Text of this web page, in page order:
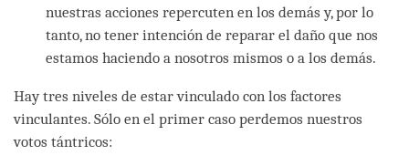
nuestras acciones repercuten en los demás y, por lo
tanto, no tener intención de reparar el daño que nos
estamos haciendo a nosotros mismos o a los demás.
Hay tres niveles de estar vinculado con los factores
vinculantes. Sólo en el primer caso perdemos nuestros
votos tántricos: